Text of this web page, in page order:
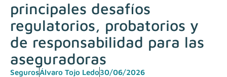
principales desafíos
regulatorios, probatorios y
de responsabilidad para las
aseguradoras
SegurosÁlvaro Tojo Ledo30/06/2026